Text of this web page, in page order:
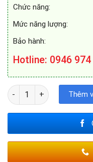
Chức
Mức năng
Bảo
Hotline: 0946 974
MÁY RỬA BÁT FEUERThêm